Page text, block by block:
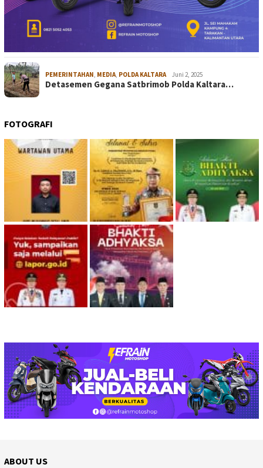
PEMERINTAHAN, MEDIA, POLDA KALTARA Juni 2, 2025
Detasemen Gegana Satbrimob Polda Kaltara…
FOTOGRAFI
ABOUT US